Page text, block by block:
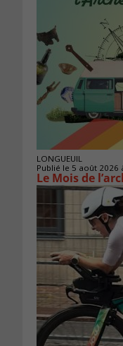
LONGUEUIL
Publié le 5 août 2026
Le Mois de